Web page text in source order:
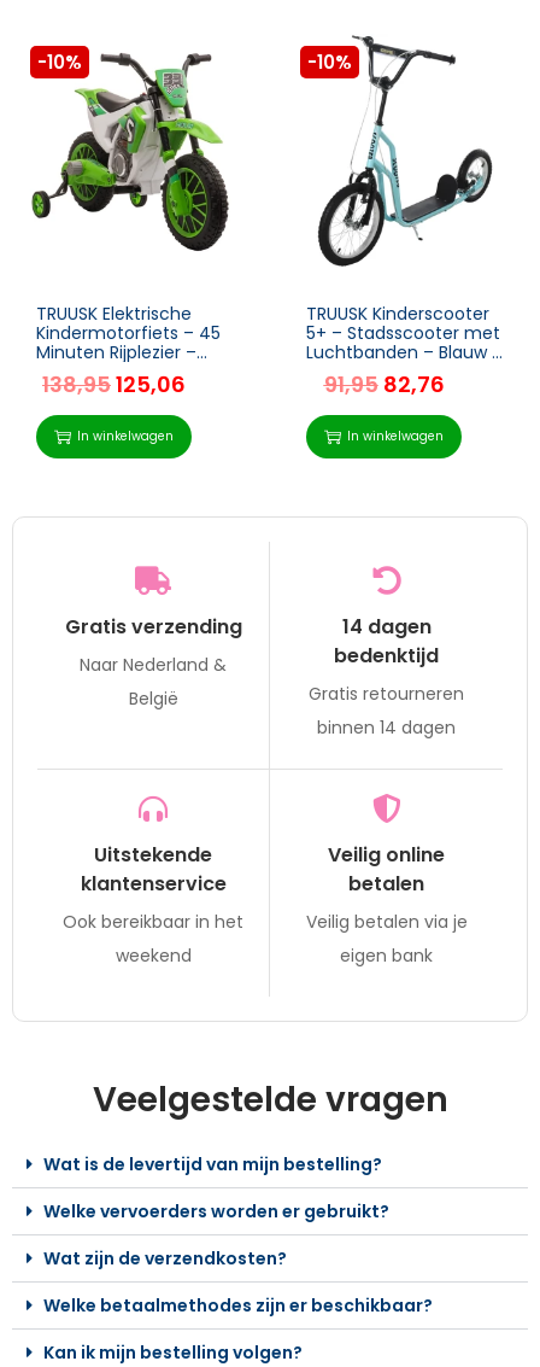
-10%
TRUUSK Elektrische
Kindermotorfiets – 45
Minuten Rijplezier –
Inclusief Zijwieltjes –
Vanaf 3 Jaar – Groen
en Wit – 106,5 x 51,5
138,95125,06
In winkelwagen
-10%
TRUUSK Kinderscooter
5+ – Stadsscooter met
Luchtbanden – Blauw –
135 x 58 x 88-94 cm –
Voor Kinderen vanaf 5
jaar
91,95 82,76
In winkelwagen
Gratis verzending
Naar Nederland &
België
14 dagen
bedenktijd
Gratis retourneren
binnen 14 dagen
Uitstekende
klantenservice
Ook bereikbaar in het
weekend
Veilig online
betalen
Veilig betalen via je
eigen bank
Veelgestelde vragen
Wat is de levertijd van mijn bestelling?
Welke vervoerders worden er gebruikt?
Wat zijn de verzendkosten?
Welke betaalmethodes zijn er beschikbaar?
Kan ik mijn bestelling volgen?